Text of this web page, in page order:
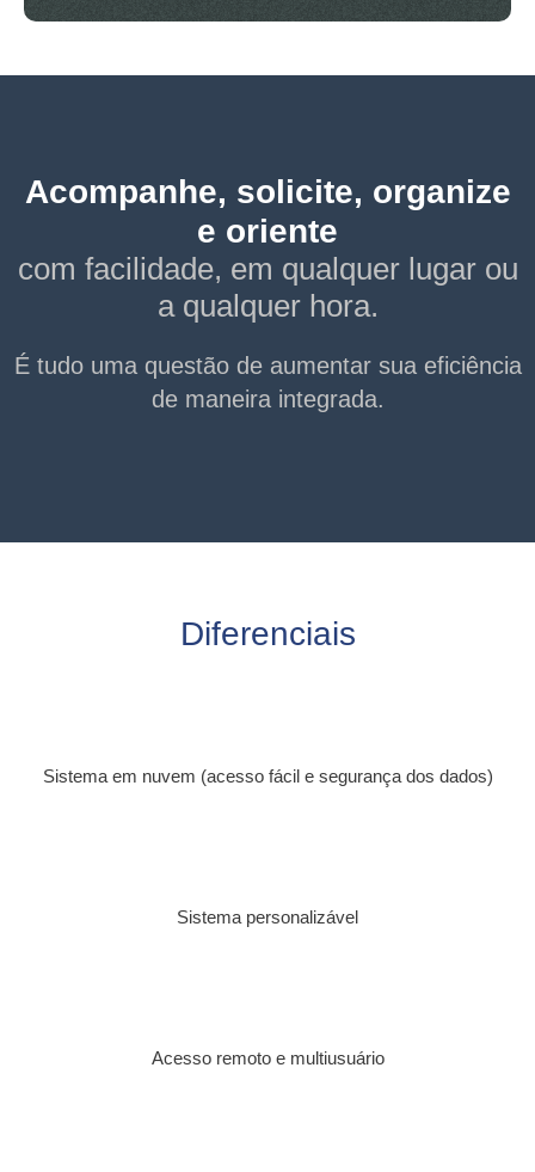
Acompanhe, solicite, organize
e oriente
com facilidade, em qualquer lugar ou
a qualquer hora.
É tudo uma questão de aumentar sua eficiência
de maneira integrada.
Diferenciais
Sistema em nuvem (acesso fácil e segurança dos dados)
Sistema personalizável
Acesso remoto e multiusuário